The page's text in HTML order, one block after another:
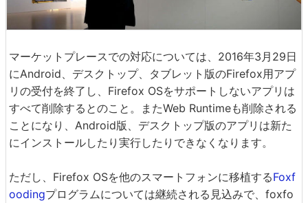
マーケットプレースでの対応については、2016年3月29日
にAndroid、デスクトップ、タブレット版のFirefox用アプ
リの受付を終了し、Firefox OSをサポートしないアプリは
すべて削除するとのこと。またWeb Runtimeも削除される
ことになり、Android版、デスクトップ版のアプリは新た
にインストールしたり実行したりできなくなります。
ただし、Firefox OSを他のスマートフォンに移植するFoxf
oodingプログラムについては継続される見込みで、foxfo